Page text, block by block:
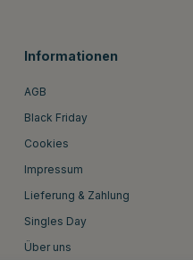
Informationen
AGB
Black Friday
Cookies
Impressum
Lieferung & Zahlung
Singles Day
Über uns